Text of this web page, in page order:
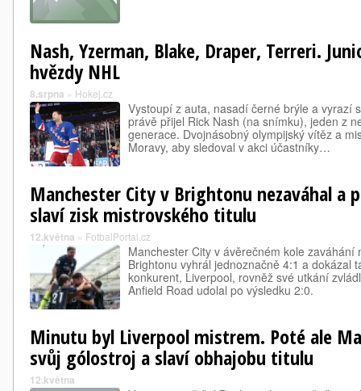
Nash, Yzerman, Blake, Draper, Terreri.
hvězdy NHL
8.srpna » Hokej.cz
Vystoupí z auta, nasadí černé brýle a vyrazí
právě přijel Rick Nash (na snímku), jeden z
generace. Dvojnásobný olympijský vítěz a
Moravy, aby sledoval v akci účastníky…
Manchester City v Brightonu nezaváhal a
slaví zisk mistrovského titulu
12.května » FotbalPortal.cz
Manchester City v ávěrečném kole zaváhání
Brightonu vyhrál jednoznačně 4:1 a dokázal
konkurent, Liverpool, rovněž své utkání
Anfield Road udolal po výsledku 2:0.
Minutu byl Liverpool mistrem. Poté ale
svůj gólostroj a slaví obhajobu titulu
12.května